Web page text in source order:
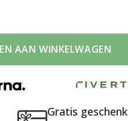
AAN WINKELWAGEN
Gratis geschenk